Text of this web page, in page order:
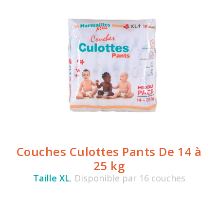
Couches Culottes Pants De 14 à
25 kg
Taille XL, Disponible par 16 couches